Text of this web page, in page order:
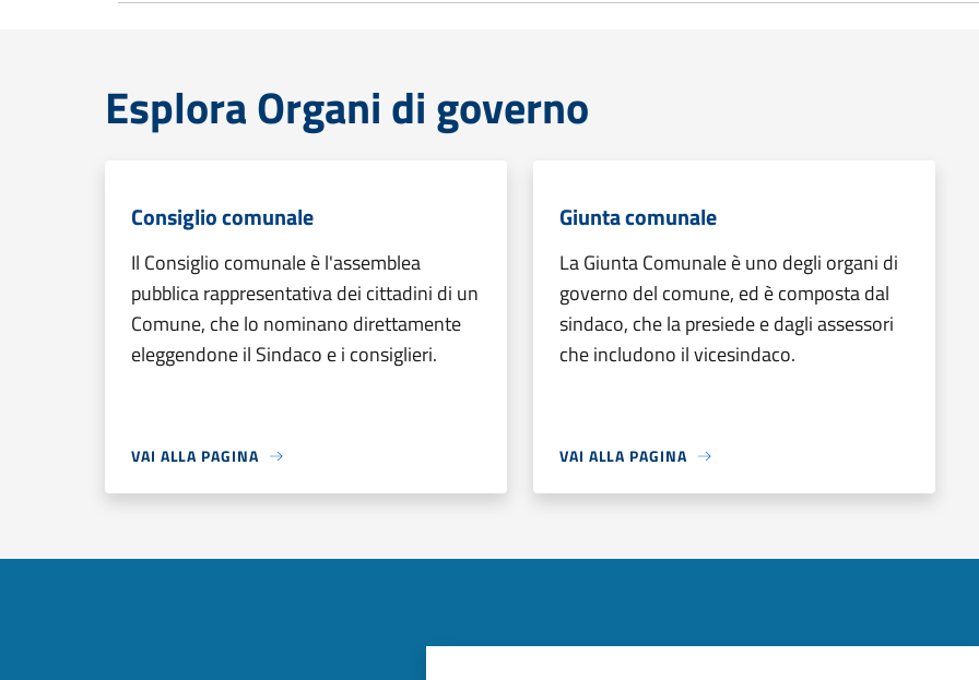
Esplora Organi di governo
Consiglio comunale
Il Consiglio comunale è l'assemblea
pubblica rappresentativa dei cittadini di un
Comune, che lo nominano direttamente
eleggendone il Sindaco e i consiglieri.
VAI ALLA PAGINA
Giunta comunale
La Giunta Comunale è uno degli organi di
governo del comune, ed è composta dal
sindaco, che la presiede e dagli assessori
che includono il vicesindaco.
VAI ALLA PAGINA